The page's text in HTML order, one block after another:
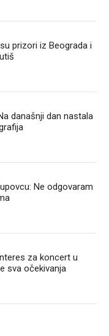
prizori iz Beograda i
današnji dan nastala
Ne odgovaram
za koncert u
sva očekivanja